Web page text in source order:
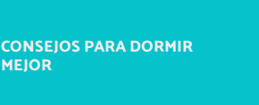
CONSEJOS PARA DORMIR
MEJOR